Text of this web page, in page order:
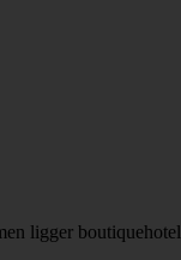
ligger